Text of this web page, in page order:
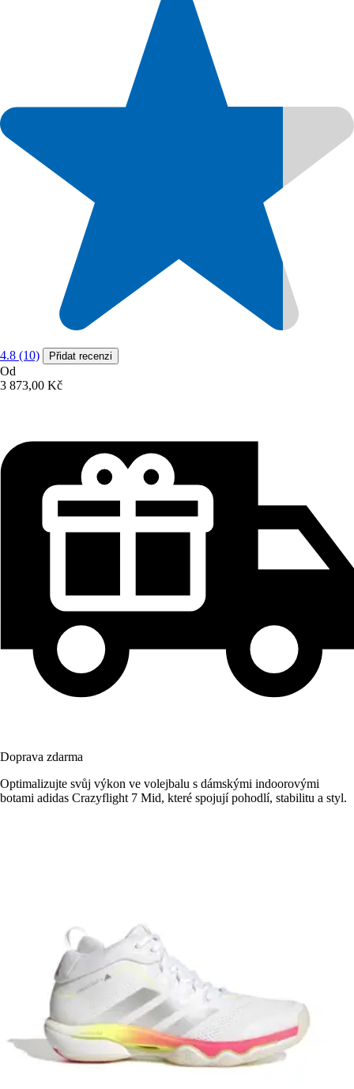
4.8 (10) Přidat recenzi
Od
3 873,00 Kč
Doprava zdarma
Optimalizujte svůj výkon ve volejbalu s dámskými indoorovými
botami adidas Crazyflight 7 Mid, které spojují pohodlí, stabilitu a styl.